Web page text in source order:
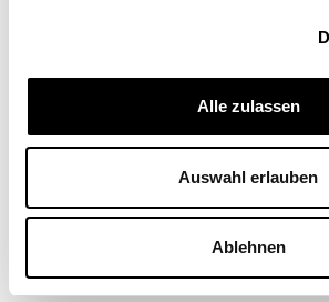
Alle zulassen
Auswahl erlauben
Ablehnen
Emissionsverminderungen von
Tonnen CO erwartet. Diese
Beitrag dazu, dass die Schweiz ihr
Emissionsverminderungsziel
Weitere Massnahmen